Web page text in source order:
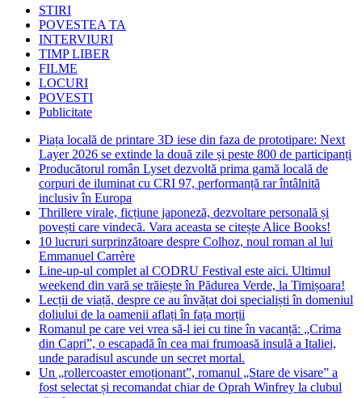
STIRI
POVESTEA TA
INTERVIURI
TIMP LIBER
FILME
LOCURI
POVESTI
Publicitate
Piața locală de printare 3D iese din faza de prototipare: Next
Layer 2026 se extinde la două zile și peste 800 de participanți
Producătorul român Lyset dezvoltă prima gamă locală de
corpuri de iluminat cu CRI 97, performanță rar întâlnită
inclusiv în Europa
Thrillere virale, ficțiune japoneză, dezvoltare personală și
povești care vindecă. Vara aceasta se citește Alice Books!
10 lucruri surprinzătoare despre Colhoz, noul roman al lui
Emmanuel Carrère
Line-up-ul complet al CODRU Festival este aici. Ultimul
weekend din vară se trăiește în Pădurea Verde, la Timișoara!
Lecții de viață, despre ce au învățat doi specialiști în domeniul
doliului de la oamenii aflați în fața morții
Romanul pe care vei vrea să-l iei cu tine în vacanță: „Crima
din Capri”, o escapadă în cea mai frumoasă insulă a Italiei,
unde paradisul ascunde un secret mortal.
Un „rollercoaster emoționant”, romanul „Stare de visare” a
fost selectat și recomandat chiar de Oprah Winfrey la clubul